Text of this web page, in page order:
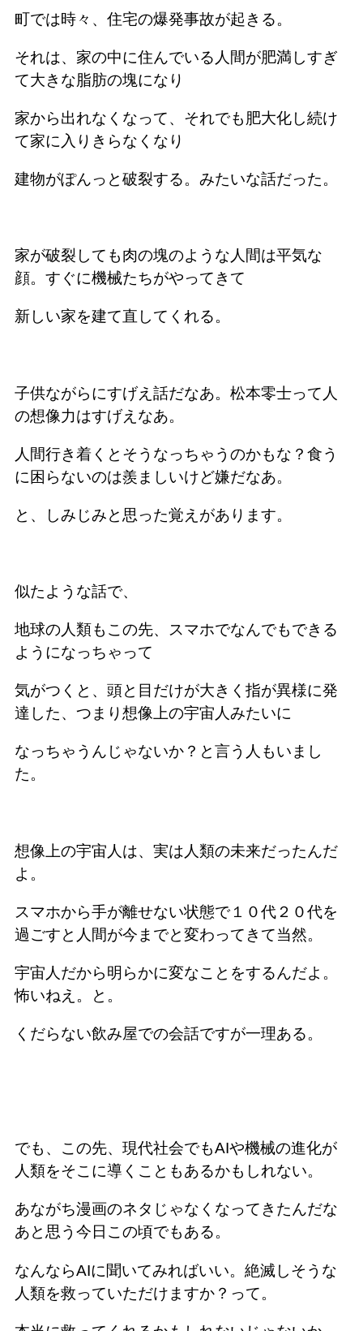
町では時々、住宅の爆発事故が起きる。
それは、家の中に住んでいる人間が肥満しすぎ
て大きな脂肪の塊になり
家から出れなくなって、それでも肥大化し続け
て家に入りきらなくなり
建物がぽんっと破裂する。みたいな話だった。
家が破裂しても肉の塊のような人間は平気な
顔。すぐに機械たちがやってきて
新しい家を建て直してくれる。
子供ながらにすげえ話だなあ。松本零士って人
の想像力はすげえなあ。
人間行き着くとそうなっちゃうのかもな？食う
に困らないのは羨ましいけど嫌だなあ。
と、しみじみと思った覚えがあります。
似たような話で、
地球の人類もこの先、スマホでなんでもできる
ようになっちゃって
気がつくと、頭と目だけが大きく指が異様に発
達した、つまり想像上の宇宙人みたいに
なっちゃうんじゃないか？と言う人もいまし
た。
想像上の宇宙人は、実は人類の未来だったんだ
よ。
スマホから手が離せない状態で１０代２０代を
過ごすと人間が今までと変わってきて当然。
宇宙人だから明らかに変なことをするんだよ。
怖いねえ。と。
くだらない飲み屋での会話ですが一理ある。
でも、この先、現代社会でもAIや機械の進化が
人類をそこに導くこともあるかもしれない。
あながち漫画のネタじゃなくなってきたんだな
あと思う今日この頃でもある。
なんならAIに聞いてみればいい。絶滅しそうな
人類を救っていただけますか？って。